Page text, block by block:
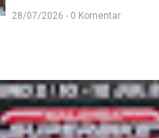
28/07/2026 - 0 Komentar